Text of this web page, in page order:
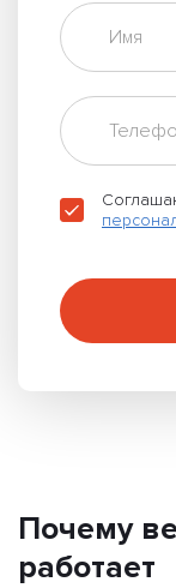
Почему
работает